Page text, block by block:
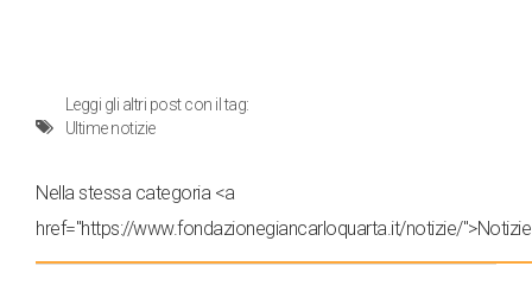
Leggi gli altri post con il tag:
Ultime notizie
Nella stessa categoria <a
href="https://www.fondazionegiancarloquarta.it/notizie/